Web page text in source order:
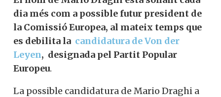
dia més com a possible futur president de
la Comissió Europea, al mateix temps que
es debilita la candidatura de Von der
Leyen, designada pel Partit Popular
Europeu.
La possible candidatura de Mario Draghi a